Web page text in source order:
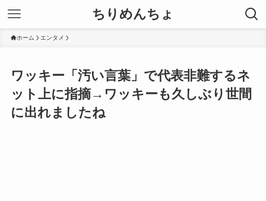
ちりめんちょ
ホーム エンタメ
ワッキー「汚い言葉」で代表非難するネ
ット上に指摘→ワッキーも久しぶり世間
に出れましたね